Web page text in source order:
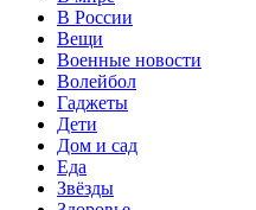
В России
Вещи
Военные новости
Волейбол
Гаджеты
Дети
Дом и сад
Еда
Звёзды